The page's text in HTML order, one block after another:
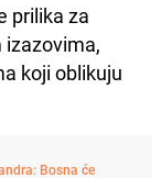
prilika za
koji oblikuju
Bosna će